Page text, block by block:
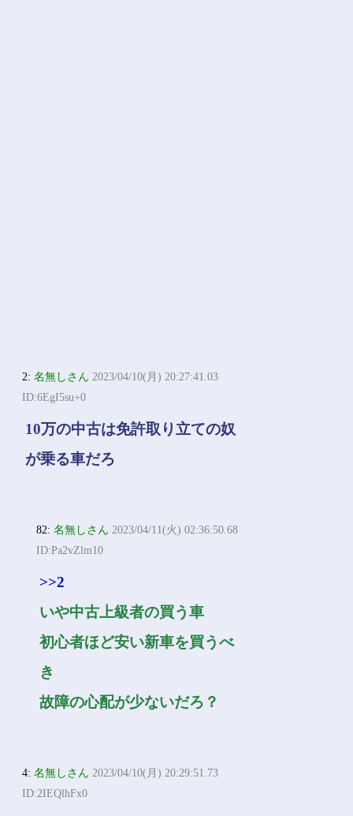
2:名無しさん 2023/04/10(月) 20:27:41.03
ID:6EgI5su+0
10万の中古は免許取り立ての奴
が乗る車だろ
82:名無しさん 2023/04/11(火) 02:36:50.68
ID:Pa2vZlm10
>>2
いや中古上級者の買う車
初心者ほど安い新車を買うべ
き
故障の心配が少ないだろ？
4:名無しさん 2023/04/10(月) 20:29:51.73
ID:2IEQlhFx0